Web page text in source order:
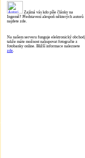
Zajímá vás kdo píše články na
Ingemě? Představení alespoň některých autorů
najdete zde.
Na našem serveru funguje elektronický obchod,
takže máte možnost nakupovat fotografie z
fotobanky online. Bližší informace naleznete
zde.